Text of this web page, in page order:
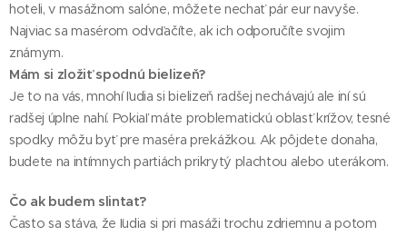
hoteli, v masážnom salóne, môžete nechať pár eur navyše.
Najviac sa masérom odvďačíte, ak ich odporučíte svojim
známym.
Mám si zložiť spodnú bielizeň?
Je to na vás, mnohí ľudia si bielizeň radšej nechávajú ale iní sú
radšej úplne nahí. Pokiaľ máte problematickú oblasť krížov, tesné
spodky môžu byť pre maséra prekážkou. Ak pôjdete donaha,
budete na intímnych partiách prikrytý plachtou alebo uterákom.
Čo ak budem slintať?
Často sa stáva, že ľudia si pri masáži trochu zdriemnu a potom